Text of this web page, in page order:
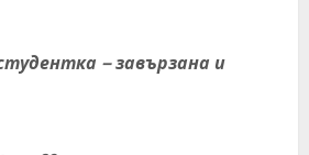
– завързана и